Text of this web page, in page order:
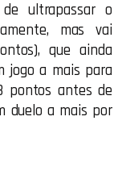
ultrapassar o
mas vai
que ainda
jogo a mais para
pontos antes de
duelo a mais por